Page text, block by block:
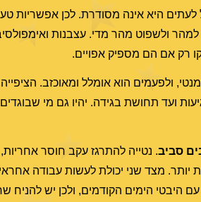
היא אינה מסודרת. לכן אפשריות
למהר ולשפוט מהר מדי. עצבנות
רק אם הם מספיק אפויים.
ולפעמים הוא אומלל ומאוכזב.
ועד תחושת בגידה. יהיו גם מי
סביב. נטייה להתרגז עקב חוסר
מצד שני יכולת לעשות עבודה
הימים הקודמים, ולכן יש להניח